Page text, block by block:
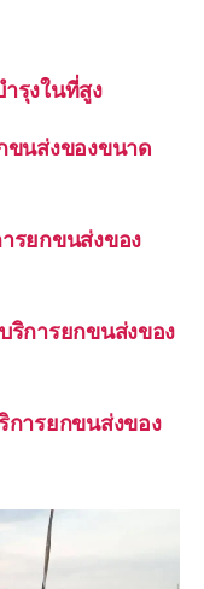
รุงในที่สูง
ขนส่งของขนาด
รยกขนส่งของ
ริการยกขนส่งของ
การยกขนส่งของ